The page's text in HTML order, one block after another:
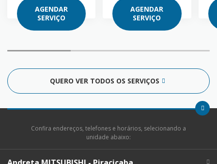
AGENDAR
SERVIÇO
AGENDAR
SERVIÇO
QUERO VER TODOS OS SERVIÇOS
Confira endereços, telefones e horários, selecionando a
unidade abaixo: